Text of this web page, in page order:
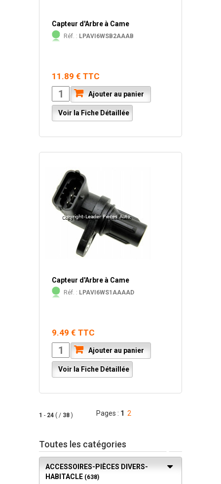
Capteur d'Arbre à Came
Réf. : LPAVI6WSB2AAAB
11.89 € TTC
Ajouter au panier
Voir la Fiche Détaillée
Capteur d'Arbre à Came
Réf. : LPAVI6WS1AAAAD
9.49 € TTC
Ajouter au panier
Voir la Fiche Détaillée
1 - 24 ( / 38 ) Pages : 1 2
Toutes les catégories
ACCESSOIRES-PIÈCES DIVERS-
HABITACLE (638)